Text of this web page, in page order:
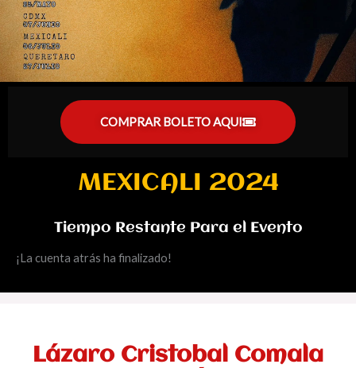
COMPRAR BOLETO AQUI
MEXICALI 2024
Tiempo Restante Para el Evento
¡La cuenta atrás ha finalizado!
Lázaro Cristobal Comala